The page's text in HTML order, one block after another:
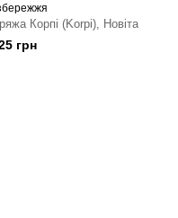
Корпі (Korpi), Новіта
грн